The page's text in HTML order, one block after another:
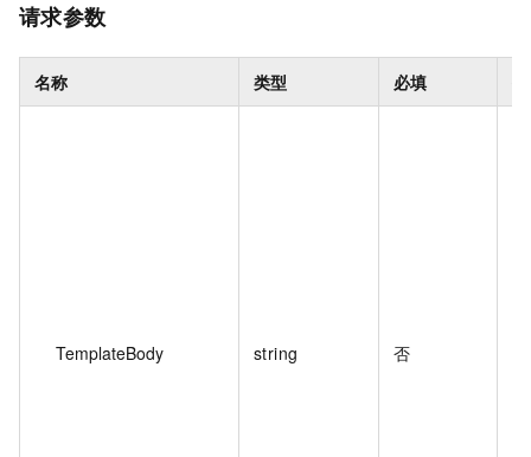
请求参数
名称 类型 必填
TemplateBody string 否